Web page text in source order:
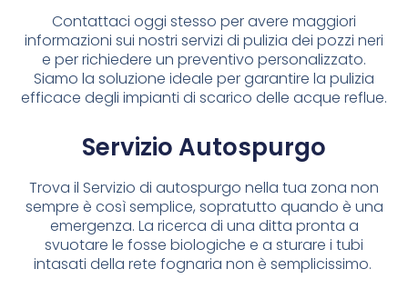
Contattaci oggi stesso per avere maggiori
informazioni sui nostri servizi di pulizia dei pozzi neri
e per richiedere un preventivo personalizzato.
Siamo la soluzione ideale per garantire la pulizia
efficace degli impianti di scarico delle acque reflue.
Servizio Autospurgo
Trova il Servizio di autospurgo nella tua zona non
sempre è così semplice, sopratutto quando è una
emergenza. La ricerca di una ditta pronta a
svuotare le fosse biologiche e a sturare i tubi
intasati della rete fognaria non è semplicissimo.